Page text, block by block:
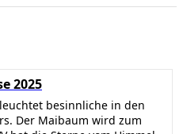
2025
besinnliche in den
Der Maibaum wird zum